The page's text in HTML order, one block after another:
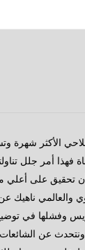
شهرة
أمر جلل
تحقيق على أعلي
ناهيك عن
وفشلها في
عن